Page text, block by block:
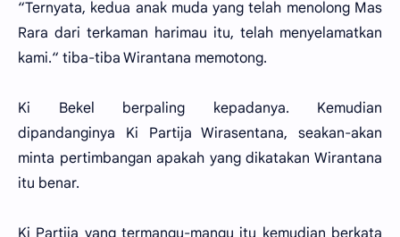
“Ternyata, kedua anak muda yang telah menolong Mas
Rara dari terkaman harimau itu, telah menyelamatkan
kami.“ tiba-tiba Wirantana memotong.
Ki Bekel berpaling kepadanya. Kemudian
dipandanginya Ki Partija Wirasentana, seakan-akan
minta pertimbangan apakah yang dikatakan Wirantana
itu benar.
Ki Partija yang termangu-mangu itu kemudian berkata